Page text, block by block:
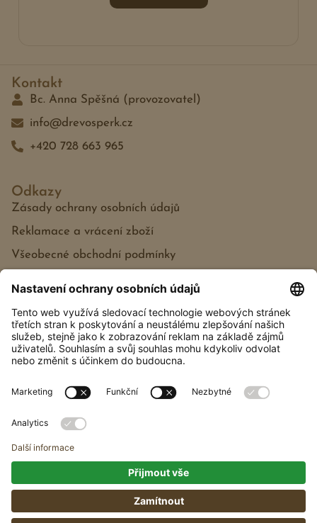
Každý dřevošperk je jedinečný svou dřevěnou
strukturou a odstínem.
Odkazy
Zásady ochrany osobních údajů
Reklamace a vrácení zboží
Všeobecné obchodní podmínky
Kontakt
Bc. Anna Spěšná (provozovatel)
info@drevosperk.cz
+420 728 663 965